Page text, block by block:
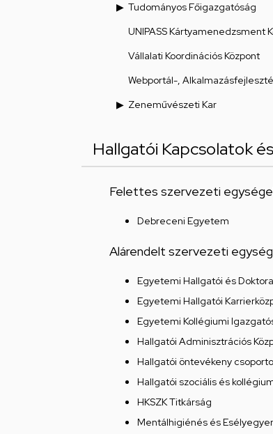
Tudományos Főigazgatóság
UNIPASS Kártyamenedzsment
Vállalati Koordinációs Központ
Webportál-,
Zeneművészeti Kar
Hallgatói Kapcsolatok
Felettes szervezeti
Debreceni Egyetem
Alárendelt szervezeti
Egyetemi Hallgatói és
Egyetemi Hallgatói
Egyetemi Kollégiumi
Hallgatói Adminisztrációs
Hallgatói öntevékeny
Hallgatói szociális és
HKSZK Titkárság
Mentálhigiénés és